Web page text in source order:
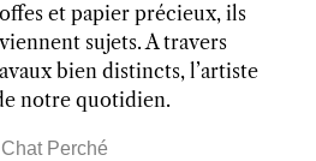
et papier précieux, ils
sujets. A travers
bien distincts, l’artiste
notre quotidien.
Chat Perché